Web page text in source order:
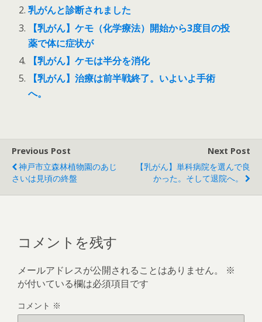
乳がんと診断されました
【乳がん】ケモ（化学療法）開始から3度目の投
薬で体に症状が
【乳がん】ケモは半分を消化
【乳がん】治療は前半戦終了。いよいよ手術
へ。
Previous Post
神戸市立森林植物園のあじ
さいは見頃の終盤
Next Post
【乳がん】単科病院を選んで良
かった。そして退院へ。
コメントを残す
メールアドレスが公開されることはありません。
※
が付いている欄は必須項目です
コメント ※